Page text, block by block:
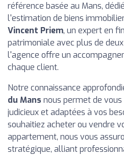
référence basée au Mans,
l'estimation de biens
Vincent Priem, un expert en
patrimoniale avec plus de
l'agence offre un
chaque client.
Notre connaissance
du Mans nous permet de
judicieux et adaptées à vos
souhaitiez acheter ou vendre
appartement, nous vous
stratégique, alliant